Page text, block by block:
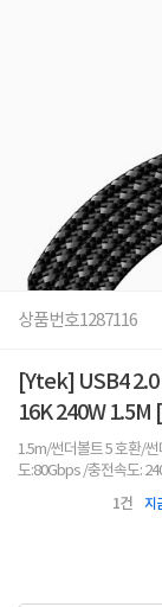
상품번호1287116
[Ytek] USB4
16K 240W 1.5M
1.5m/썬더볼트 5 호환/썬
도:80Gbps /충전속도:
1건 지